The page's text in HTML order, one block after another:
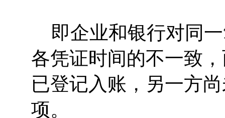
即企业和银行对同
各凭证时间的不一致
已登记入账，另一方
项。